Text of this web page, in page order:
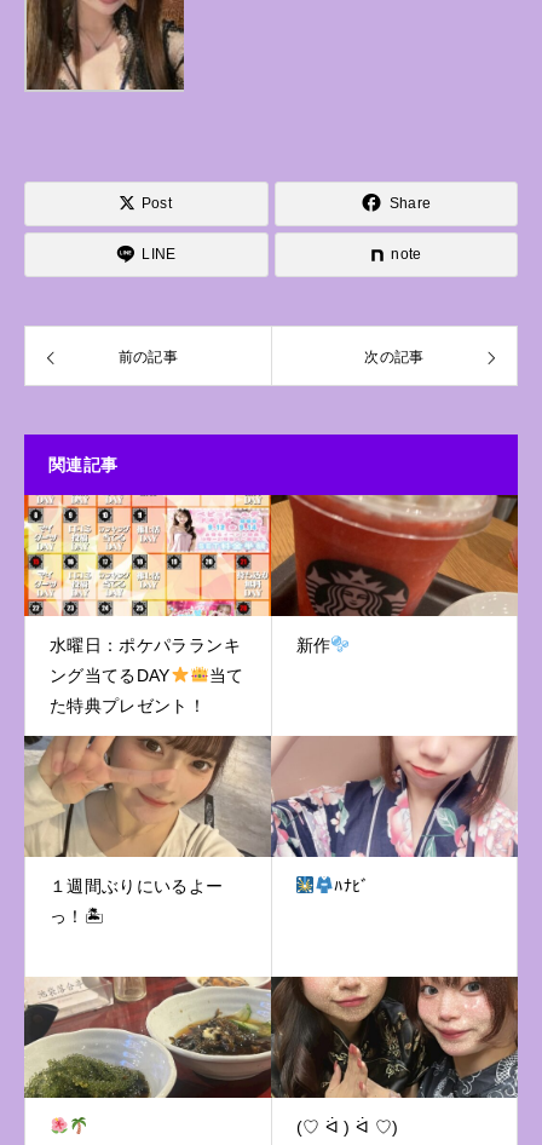
Post Share
LINE note
前の記事 次の記事
関連記事
水曜日：ポケパラランキ
ング当てるDAY
当て
た特典プレゼント！
新作
１週間ぶりにいるよー
っ！🏝
ﾊﾅﾋﾞ
(♡ ᐛ ) ᐛ ♡)